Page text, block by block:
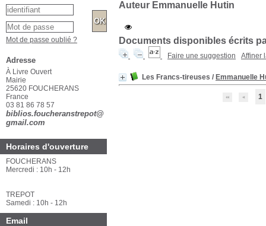
Auteur Emmanuelle Hutin
Documents disponibles écrits
Faire une suggestion Affiner
Les Francs-tireuses / Emmanuelle
1
Mot de passe oublié ?
Adresse
À Livre Ouvert
Mairie
25620 FOUCHERANS
France
03 81 86 78 57
biblios.foucheranstrepot@
gmail.com
Horaires d'ouverture
FOUCHERANS
Mercredi : 10h - 12h
TREPOT
Samedi : 10h - 12h
Email